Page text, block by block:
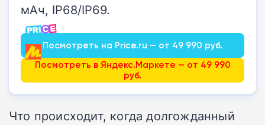
мАч, IP68/IP69.
Посмотреть на Price.ru — от 49 990 руб.
Посмотреть в Яндекс.Маркете — от 49 990
руб.
Что происходит, когда долгожданный